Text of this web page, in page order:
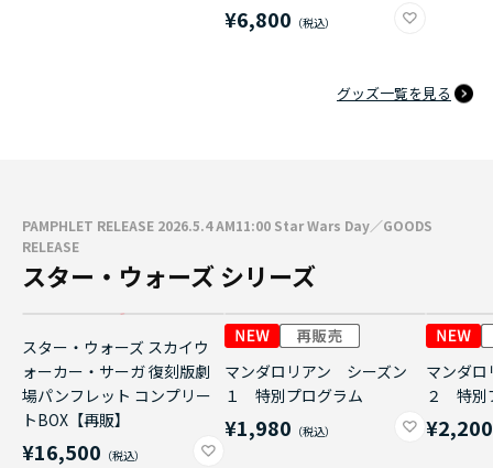
¥6,800
グッズ一覧を見る
PAMPHLET RELEASE 2026.5.4 AM11:00 Star Wars Day／GOODS
RELEASE
スター・ウォーズ シリーズ
スター・ウォーズ スカイウ
ォーカー・サーガ 復刻版劇
場パンフレット コンプリー
トBOX【再販】
¥16,500
マンダロリアン シーズン
１ 特別プログラム
¥1,980
マンダ
２ 特別
¥2,200